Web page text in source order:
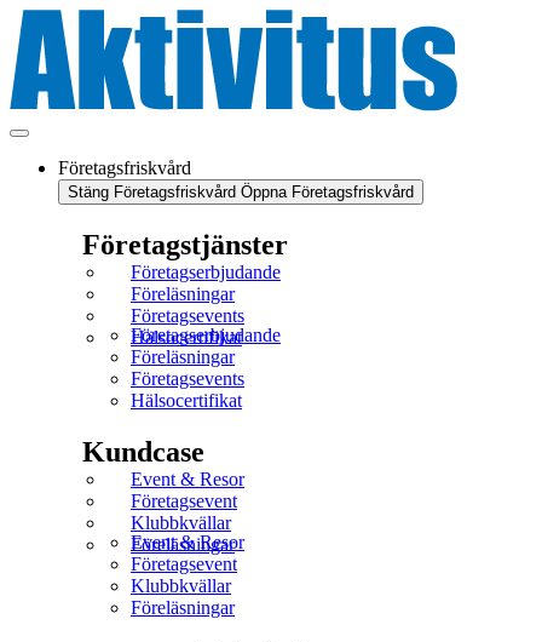
Företagsfriskvård
Stäng Företagsfriskvård Öppna Företagsfriskvård
Företagstjänster
Företagserbjudande
Föreläsningar
Företagsevents
Hälsocertifikat
Företagserbjudande
Föreläsningar
Företagsevents
Hälsocertifikat
Kundcase
Event & Resor
Företagsevent
Klubbkvällar
Föreläsningar
Event & Resor
Företagsevent
Klubbkvällar
Föreläsningar